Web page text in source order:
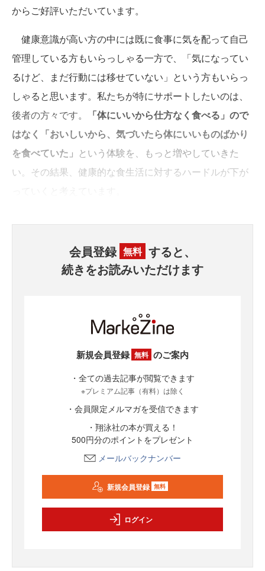
からご好評いただいています。
健康意識が高い方の中には既に食事に気を配って自己
管理している方もいらっしゃる一方で、「気になってい
るけど、まだ行動には移せていない」という方もいらっ
しゃると思います。私たちが特にサポートしたいのは、
後者の方々です。
「体にいいから仕方なく食べる」ので
はなく「おいしいから、気づいたら体にいいものばかり
を食べていた」 という体験を、もっと増やしていきた
い。その結果、健康的な食生活に対するハードルが下が
会員登録 無料 すると、
続きをお読みいただけます
新規会員登録 無料 のご案内
・全ての過去記事が閲覧できます
※プレミアム記事（有料）は除く
・会員限定メルマガを受信できます
・翔泳社の本が買える！
500円分のポイントをプレゼント
メールバックナンバー
新規会員登録 無料
ログイン